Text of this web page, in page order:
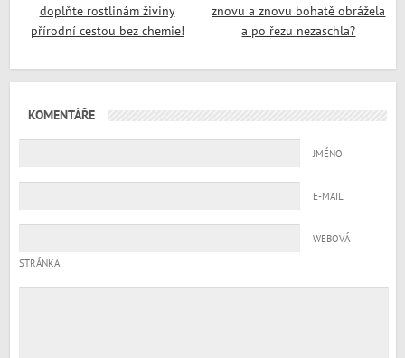
doplňte rostlinám živiny
přírodní cestou bez chemie!
znovu a znovu bohatě obrážela
a po řezu nezaschla?
KOMENTÁŘE
JMÉNO
E-MAIL
WEBOVÁ
STRÁNKA